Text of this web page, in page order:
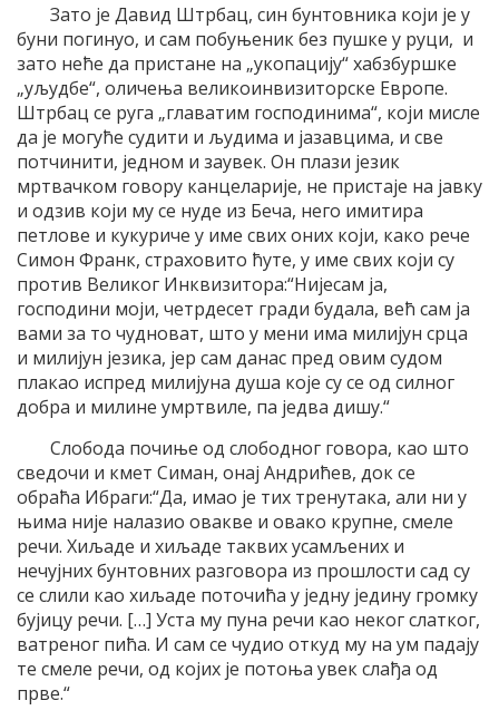
Зато је Давид Штрбац, син бунтовника који је у
буни погинуо, и сам побуњеник без пушке у руци, и
зато неће да пристане на „укопацију“ хабзбуршке
„уљудбе“, оличења великоинвизиторске Европе.
Штрбац се руга „главатим господинима“, који мисле
да је могуће судити и људима и јазавцима, и све
потчинити, једном и заувек. Он плази језик
мртвачком говору канцеларије, не пристаје на јавку
и одзив који му се нуде из Беча, него имитира
петлове и кукуриче у име свих оних који, како рече
Симон Франк, страховито ћуте, у име свих који су
против Великог Инквизитора:“Нијесам ја,
господини моји, четрдесет гради будала, већ сам ја
вами за то чудноват, што у мени има милијун срца
и милијун језика, јер сам данас пред овим судом
плакао испред милијуна душа које су се од силног
добра и милине умртвиле, па једва дишу.“
Слобода почиње од слободног говора, као што
сведочи и кмет Симан, онај Андрићев, док се
обраћа Ибраги:“Да, имао је тих тренутака, али ни у
њима није налазио овакве и овако крупне, смеле
речи. Хиљаде и хиљаде таквих усамљених и
нечујних бунтовних разговора из прошлости сад су
се слили као хиљаде поточића у једну једину громку
бујицу речи. […] Уста му пуна речи као неког слатког,
ватреног пића. И сам се чудио откуд му на ум падају
те смеле речи, од којих је потоња увек слађа од
прве.“